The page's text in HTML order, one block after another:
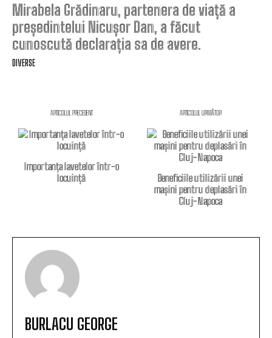
Mirabela Grădinaru, partenera de viață a
președintelui Nicușor Dan, a făcut
cunoscută declarația sa de avere.
DIVERSE
ARTICOLUL PRECEDENT
Importanța lavetelor într-o
locuință
ARTICOLUL URMĂTOR
Beneficiile utilizării unei
mașini pentru deplasări în
Cluj-Napoca
BURLACU GEORGE